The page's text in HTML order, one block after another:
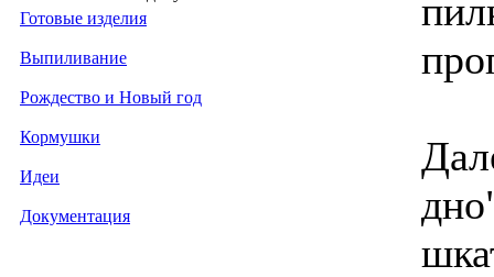
Готовые изделия
Выпиливание
Рождество и Новый год
Кормушки
Идеи
Документация